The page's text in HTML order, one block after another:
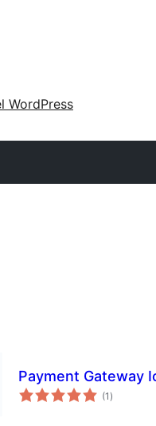
WordPress
Payment Gateway
(1totals
)